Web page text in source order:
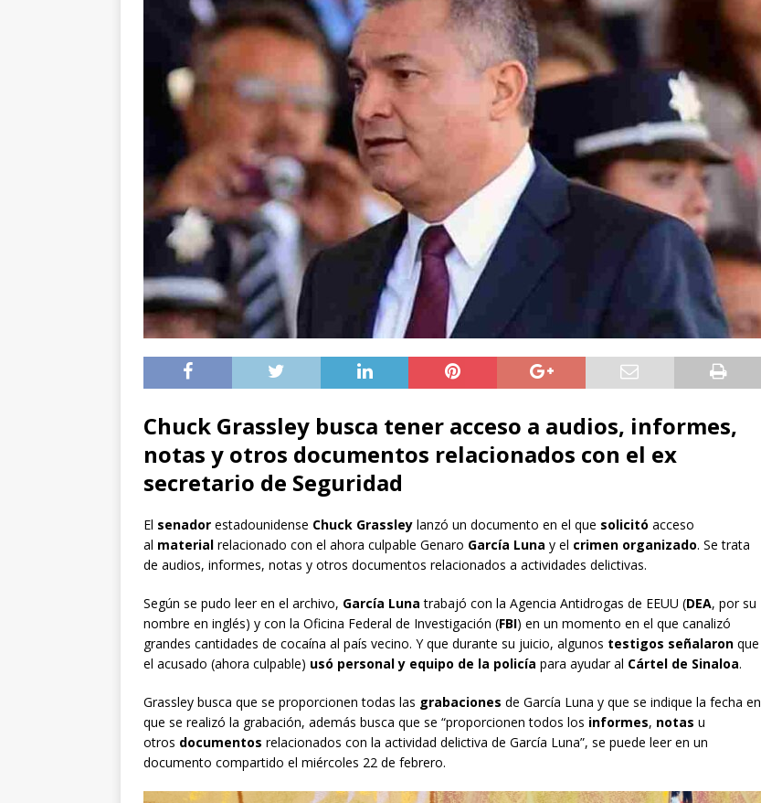
Chuck Grassley busca tener acceso a audios, informes,
notas y otros documentos relacionados con el ex
secretario de Seguridad
El senador estadounidense Chuck Grassley lanzó un documento en el que solicitó acceso
al material relacionado con el ahora culpable Genaro García Luna y el crimen organizado. Se trata
de audios, informes, notas y otros documentos relacionados a actividades delictivas.
Según se pudo leer en el archivo, García Lunatrabajó con la Agencia Antidrogas de EEUU (DEA, por su
nombre en inglés) y con la Oficina Federal de Investigación (FBI) en un momento en el que canalizó
grandes cantidades de cocaína al país vecino. Y que durante su juicio, algunos testigos señalaron que
el acusado (ahora culpable) usó personal y equipo de la policía para ayudar al Cártel de Sinaloa.
Grassley busca que se proporcionen todas las grabaciones de García Luna y que se indique la fecha en
que se realizó la grabación, además busca que se “proporcionen todos los informes, notas u
otros documentos relacionados con la actividad delictiva de García Luna”, se puede leer en un
documento compartido el miércoles 22 de febrero.